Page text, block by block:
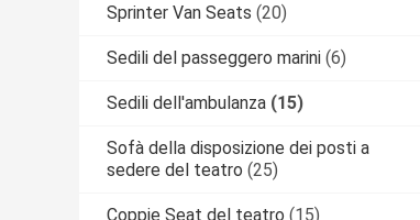
Sprinter Van Seats (20)
Sedili del passeggero marini (6)
Sedili dell'ambulanza (15)
Sofà della disposizione dei posti a
sedere del teatro (25)
Coppie Seat del teatro (15)